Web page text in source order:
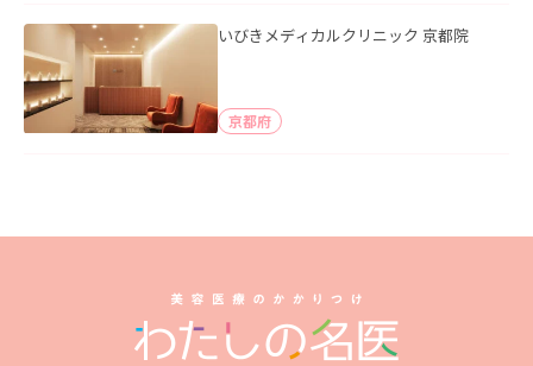
いびきメディカルクリニック 京都院
京都府